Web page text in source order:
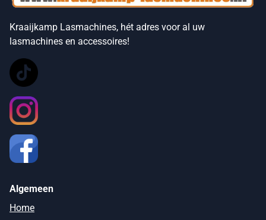
Kraaijkamp Lasmachines, hét adres voor al uw
lasmachines en accessoires!
Algemeen
Home